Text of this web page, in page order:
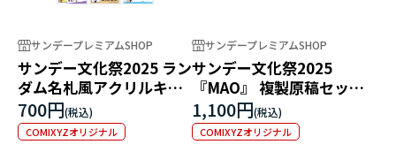
サンデープレミアムSHOP
サンデー文化祭2025 ラン
ダム名札風アクリルキー
ホルダー
700円
COMIXYZオリジナル
サンデープレミアムSHOP
サンデー文化祭2025
『MAO』 複製原稿セット
(3枚入り）
1,100円
COMIXYZオリジナル